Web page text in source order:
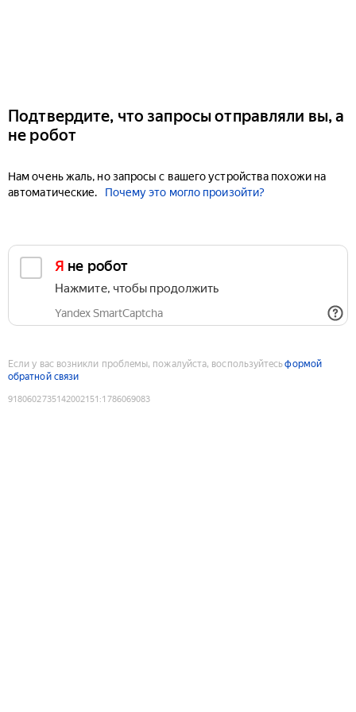
Подтвердите, что запросы отправляли вы, а
не робот
Нам очень жаль, но запросы с вашего устройства похожи на
автоматические.
Почему это могло произойти?
Я не робот
Нажмите, чтобы продолжить
Yandex SmartCaptcha
Если у вас возникли проблемы, пожалуйста, воспользуйтесьформой
обратной связи
9180602735142002151 :1786069083